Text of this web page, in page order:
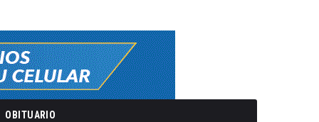
OBITUARIO